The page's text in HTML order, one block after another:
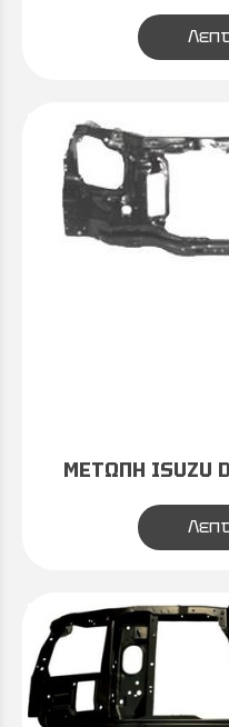
ΜΕΤΩΠΗ ISUZU